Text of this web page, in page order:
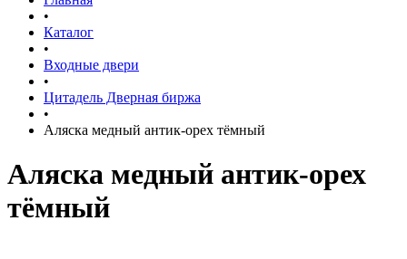
•
Каталог
•
Входные двери
•
Цитадель Дверная биржа
•
Аляска медный антик-орех тёмный
Аляска медный антик-орех
тёмный